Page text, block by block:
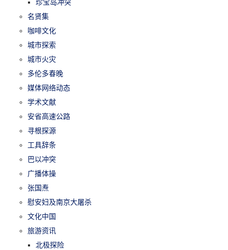
珍宝岛冲突
名贤集
咖啡文化
城市探索
城市火灾
多伦多春晚
媒体网络动态
学术文献
安省高速公路
寻根探源
工具辞条
巴以冲突
广播体操
张国焘
慰安妇及南京大屠杀
文化中国
旅游资讯
北极探险